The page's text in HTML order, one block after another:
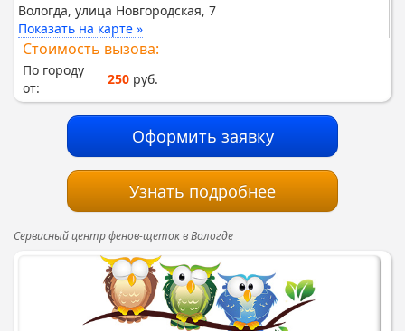
Вологда, улица Новгородская, 7
Показать на карте »
Стоимость вызова:
По городу
от:
250 руб.
Оформить заявку
Узнать подробнее
Сервисный центр фенов-щеток в Вологде